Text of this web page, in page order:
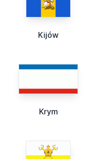
Kijów
Krym